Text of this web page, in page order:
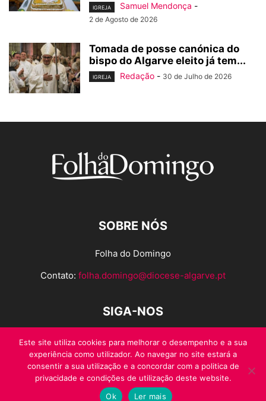
IGREJA Samuel Mendonça -
2 de Agosto de 2026
Tomada de posse canónica do
bispo do Algarve eleito já tem...
IGREJA Redação - 30 de Julho de 2026
SOBRE NÓS
Folha do Domingo
Contato: folha.domingo@diocese-algarve.pt
SIGA-NOS
© Folha do Domingo 2026, todos os direitos reservados.
Este site utiliza cookies para melhorar o desempenho e a sua
experiência como utilizador. Ao navegar no site estará a
consentir a sua utilização e a concordar com a politica de
privacidade e condições de utilização deste website.
Ok
Ler mais